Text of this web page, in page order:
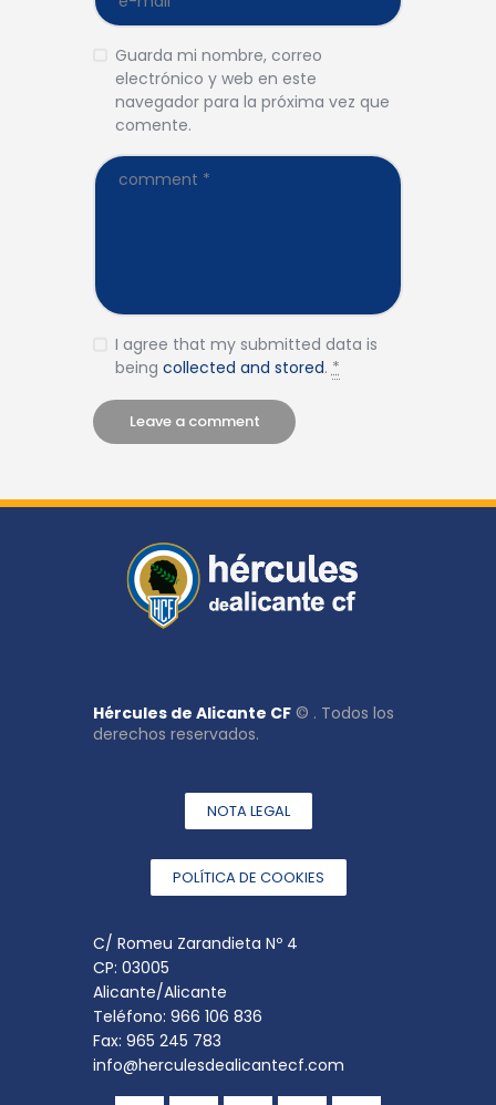
Guarda mi nombre, correo
electrónico y web en este
navegador para la próxima vez que
comente.
I agree that my submitted data is
being collected and stored.*
Hércules de Alicante CF © . Todos los
derechos reservados.
NOTA LEGAL
POLÍTICA DE COOKIES
C/ Romeu Zarandieta Nº 4
CP: 03005
Alicante/Alicante
Teléfono: 966 106 836
Fax: 965 245 783
info@herculesdealicantecf.com